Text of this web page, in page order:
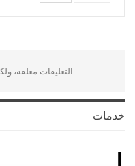
التعليقات مغلقة،
خدمات